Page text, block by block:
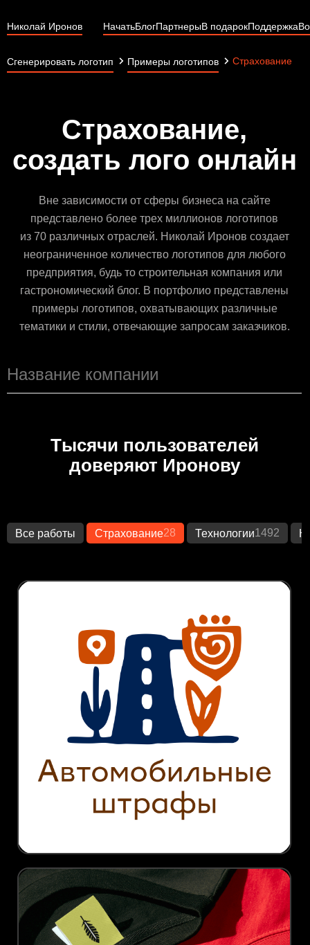
Николай Иронов НачатьБлогПартнерыВ подарокПоддержка
Сгенерировать логотип Примеры логотипов Страхование
Страхование,
создать лого онлайн
Вне зависимости от сферы бизнеса на сайте
представлено более трех миллионов логотипов
из 70 различных отраслей. Николай Иронов создает
неограниченное количество логотипов для любого
предприятия, будь то строительная компания или
гастрономический блог. В портфолио представлены
примеры логотипов, охватывающих различные
тематики и стили, отвечающие запросам заказчиков.
Тысячи пользователей
доверяют Иронову
Все работы Страхование28 Технологии1492